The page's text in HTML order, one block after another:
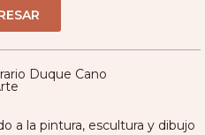
Duque Cano
a la pintura, escultura y dibujo